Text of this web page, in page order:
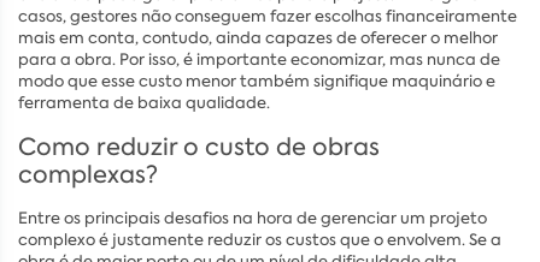
casos, gestores não conseguem fazer escolhas financeiramente
mais em conta, contudo, ainda capazes de oferecer o melhor
para a obra. Por isso, é importante economizar, mas nunca de
modo que esse custo menor também signifique maquinário e
ferramenta de baixa qualidade.
Como reduzir o custo de obras
complexas?
Entre os principais desafios na hora de gerenciar um projeto
complexo é justamente reduzir os custos que o envolvem. Se a